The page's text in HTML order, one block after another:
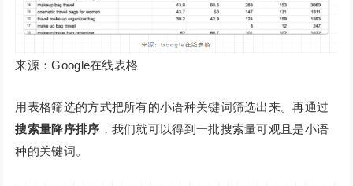
来源：Google在线表格
用表格筛选的方式把所有的小语种关键词筛选出来。再通过
搜索量降序排序 ，我们就可以得到一批搜索量可观且是小语
种的关键词。